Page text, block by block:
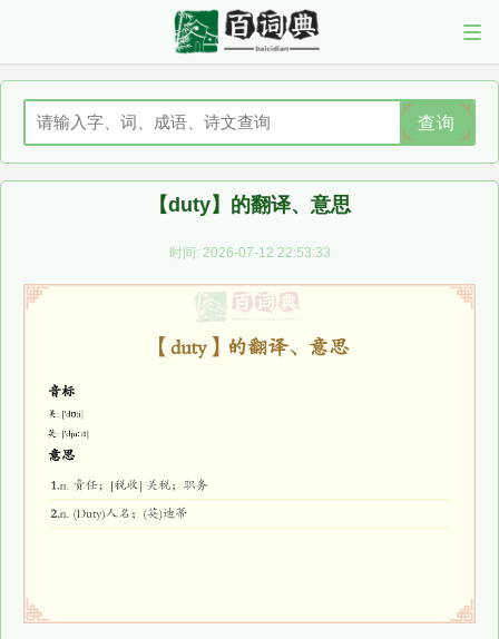
查询
【duty】的翻译、意思
时间: 2026-07-12 22:53:33